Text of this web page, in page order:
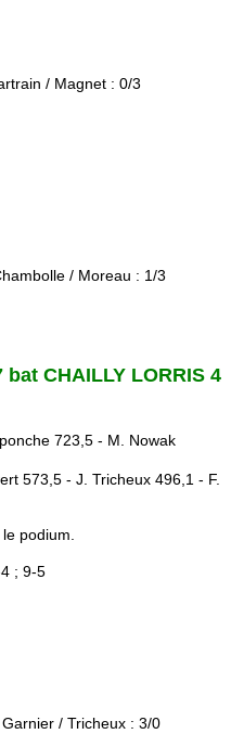
/ Magnet : 0/3
/ Moreau : 1/3
bat CHAILLY LORRIS 4
723,5 - M. Nowak
573,5 - J. Tricheux 496,1 - F.
podium.
; 9-5
/ Tricheux : 3/0